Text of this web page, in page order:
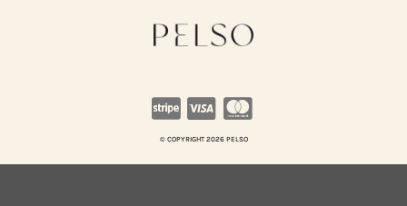
© COPYRIGHT 2026 PELSO